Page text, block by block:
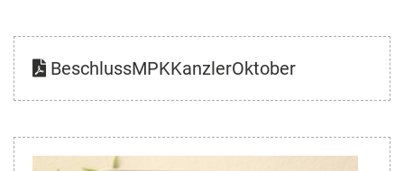
BeschlussMPKKanzlerOktober